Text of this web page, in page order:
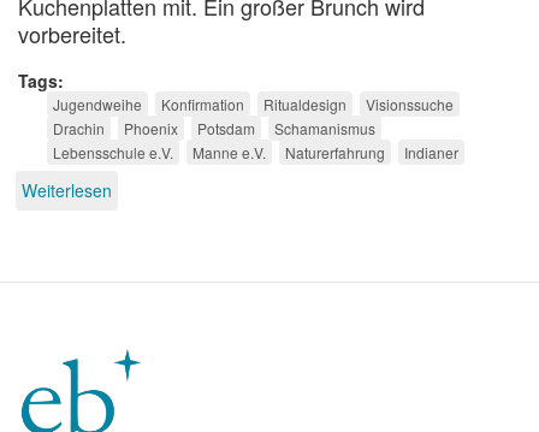
vorbereitet.
Tags
Jugendweihe Konfirmation Ritualdesign
Visionssuche
Drachin
Phoenix Potsdam
Schamanismus
Lebensschule e.V.
Manne e.V. Naturerfahrung Indianer
Weiterlesen